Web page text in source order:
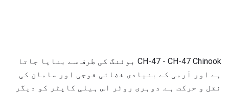
CH-47 - CH-47 Chinook بوئنگ کی طرف سے بنایا جاتا
ہے اور آرمی کے بنیادی فضائی فوجی اور سامان کی
نقل و حرکت ہے. دوہری روٹر اس ہیلی کاپٹر کو دیگر